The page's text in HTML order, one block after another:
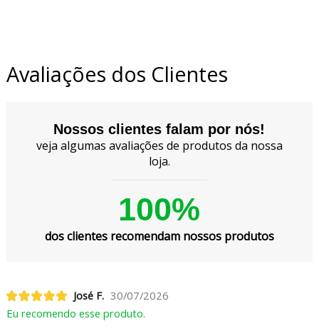
Avaliações dos Clientes
Nossos clientes falam por nós!
veja algumas avaliações de produtos da nossa
loja.
100%
dos clientes recomendam nossos produtos
José F. 30/07/2026
Eu recomendo esse produto.